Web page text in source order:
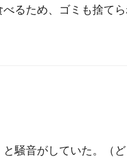
るため、ゴミも捨て
騒音がしていた。（